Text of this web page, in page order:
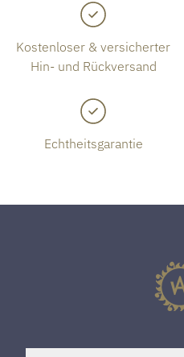
Kostenloser & versicherter
Hin- und Rückversand
Echtheitsgarantie